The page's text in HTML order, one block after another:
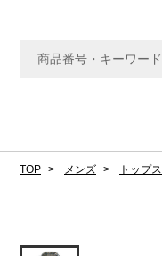
TOP メンズ トップス